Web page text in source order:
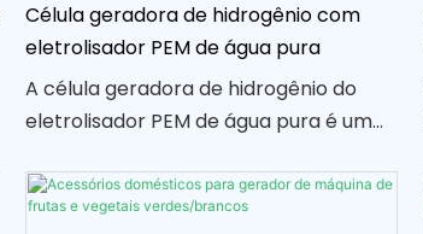
Célula geradora de hidrogênio com
eletrolisador PEM de água pura
A célula geradora de hidrogênio do
eletrolisador PEM de água pura é um
eletrólise para dividir a água em seus
elementos constituintes de hidrogênio